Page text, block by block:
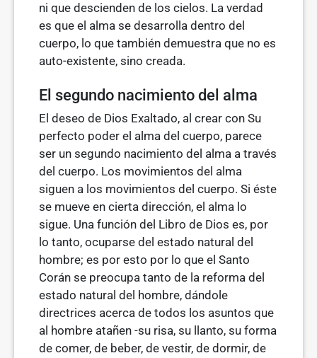
ni que descienden de los cielos. La verdad
es que el alma se desarrolla dentro del
cuerpo, lo que también demuestra que no es
auto-existente, sino creada.
El segundo nacimiento del alma
El deseo de Dios Exaltado, al crear con Su
perfecto poder el alma del cuerpo, parece
ser un segundo nacimiento del alma a través
del cuerpo. Los movimientos del alma
siguen a los movimientos del cuerpo. Si éste
se mueve en cierta dirección, el alma lo
sigue. Una función del Libro de Dios es, por
lo tanto, ocuparse del estado natural del
hombre; es por esto por lo que el Santo
Corán se preocupa tanto de la reforma del
estado natural del hombre, dándole
directrices acerca de todos los asuntos que
al hombre atañen -su risa, su llanto, su forma
de comer, de beber, de vestir, de dormir, de